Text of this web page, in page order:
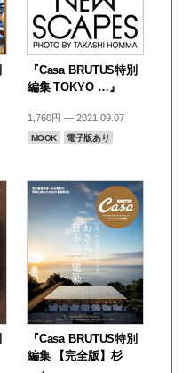
『Casa BRUTUS特別
編集 TOKYO …』
1,760円 — 2021.09.07
MOOK 電子版あり
『Casa BRUTUS特別
編集 【完全版】杉